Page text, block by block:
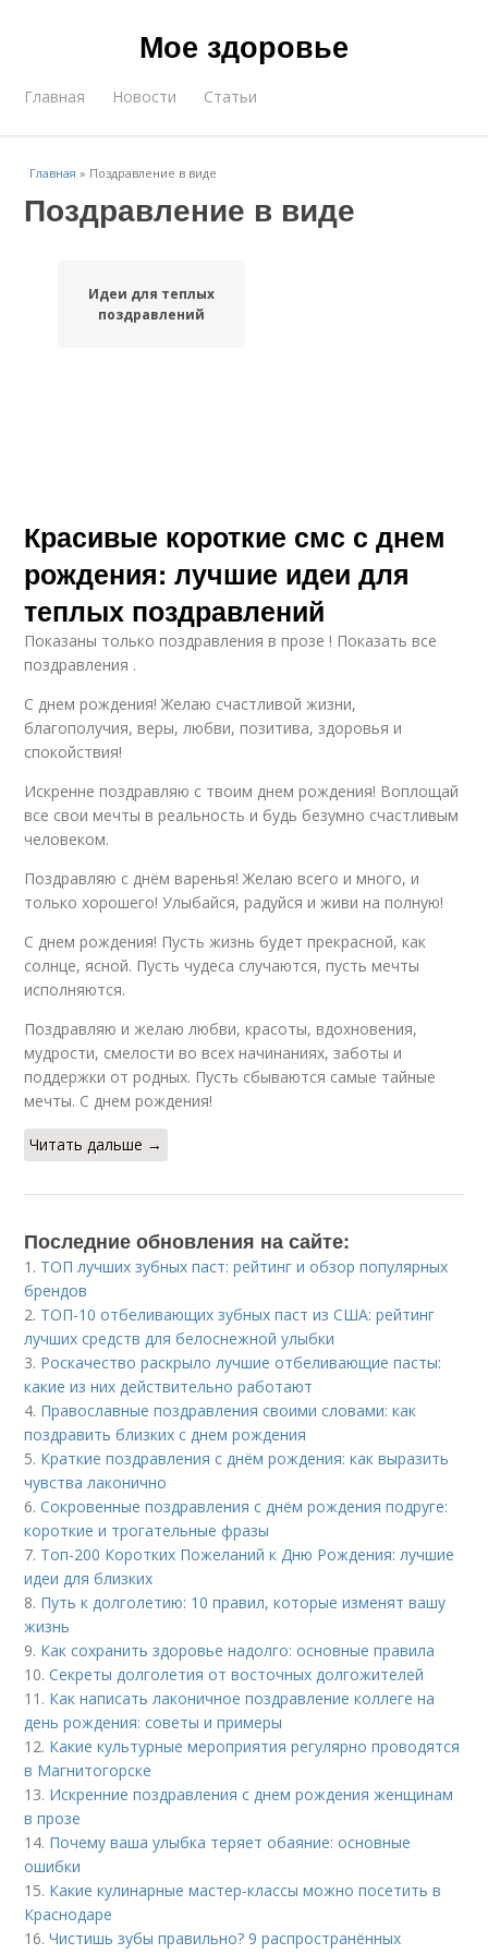
Мое здоровье
Главная Новости Статьи
Главная » Поздравление в виде
Поздравление в виде
Идеи для теплых
поздравлений
Красивые короткие смс с днем
рождения: лучшие идеи для
теплых поздравлений
Показаны только поздравления в прозе ! Показать все
поздравления .
С днем рождения! Желаю счастливой жизни,
благополучия, веры, любви, позитива, здоровья и
спокойствия!
Искренне поздравляю с твоим днем рождения! Воплощай
все свои мечты в реальность и будь безумно счастливым
человеком.
Поздравляю с днём варенья! Желаю всего и много, и
только хорошего! Улыбайся, радуйся и живи на полную!
С днем рождения! Пусть жизнь будет прекрасной, как
солнце, ясной. Пусть чудеса случаются, пусть мечты
исполняются.
Поздравляю и желаю любви, красоты, вдохновения,
мудрости, смелости во всех начинаниях, заботы и
поддержки от родных. Пусть сбываются самые тайные
мечты. С днем рождения!
Читать дальше →
Последние обновления на сайте:
1. ТОП лучших зубных паст: рейтинг и обзор популярных
брендов
2. ТОП-10 отбеливающих зубных паст из США: рейтинг
лучших средств для белоснежной улыбки
3. Роскачество раскрыло лучшие отбеливающие пасты:
какие из них действительно работают
4. Православные поздравления своими словами: как
поздравить близких с днем рождения
5. Краткие поздравления с днём рождения: как выразить
чувства лаконично
6.Сокровенные поздравления с днём рождения подруге:
короткие и трогательные фразы
7. Топ-200 Коротких Пожеланий к Дню Рождения: лучшие
идеи для близких
8. Путь к долголетию: 10 правил, которые изменят вашу
жизнь
9. Как сохранить здоровье надолго: основные правила
10.Секреты долголетия от восточных долгожителей
11. Как написать лаконичное поздравление коллеге на
день рождения: советы и примеры
12. Какие культурные мероприятия регулярно проводятся
в Магнитогорске
13. Искренние поздравления с днем рождения женщинам
в прозе
14. Почему ваша улыбка теряет обаяние: основные
ошибки
15. Какие кулинарные мастер-классы можно посетить в
Краснодаре
16.Чистишь зубы правильно? 9 распространённых